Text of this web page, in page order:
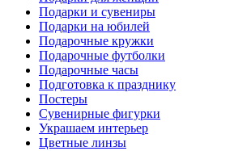
Подарки и сувениры
Подарки на юбилей
Подарочные кружки
Подарочные футболки
Подарочные часы
Подготовка к празднику
Постеры
Сувенирные фигурки
Украшаем интерьер
Цветные линзы